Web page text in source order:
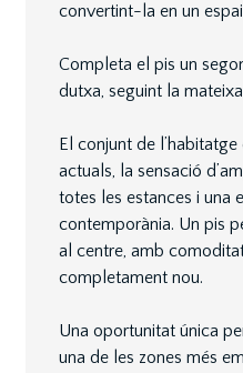
convertint-la en un
Completa el pis un
dutxa, seguint la
El conjunt de
actuals, la sensació
totes les estances i una
contemporània. Un pis
al centre, amb
completament nou.
Una oportunitat única
una de les zones més